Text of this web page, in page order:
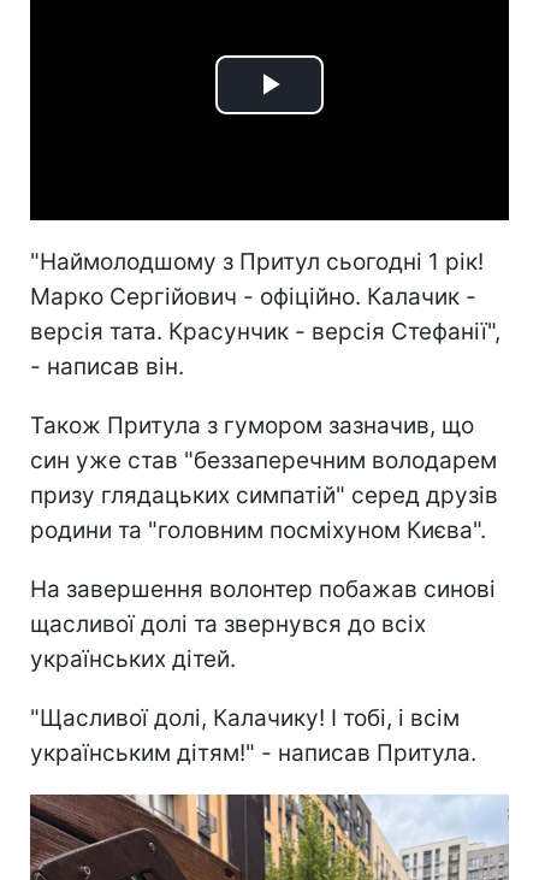
Play
"Наймолодшому з Притул сьогодні 1 рік!
Марко Сергійович - офіційно. Калачик -
версія тата. Красунчик - версія Стефанії",
- написав він.
Також Притула з гумором зазначив, що
син уже став "беззаперечним володарем
призу глядацьких симпатій" серед друзів
родини та "головним посміхуном Києва".
На завершення волонтер побажав синові
щасливої долі та звернувся до всіх
українських дітей.
"Щасливої долі, Калачику! І тобі, і всім
українським дітям!" - написав Притула.